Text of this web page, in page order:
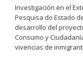
Investigación en el
Pesquisa do Estado
desarrollo del
Consumo y
vivencias de